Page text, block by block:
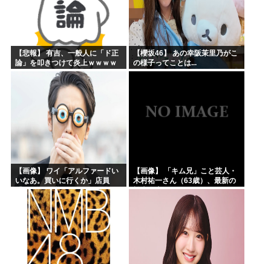
【悲報】 有吉、一般人に「ド正
論」を叩きつけて炎上ｗｗｗｗ
【櫻坂46】 あの幸阪茉里乃がこ
の様子ってことは...
【画像】 ワイ「アルファードい
いなあ。買いに行くか」店員
「ほいっ見積もりな！」ワイ
「金額おかしくね？」←お前ら
もそう思うよな？？？？？
【画像】 「キム兄」こと芸人・
木村祐一さん（63歳）、最新の
松本人志さんとのツーショット
が完全に別人だとネット騒然！
「マジで誰かわからん」...